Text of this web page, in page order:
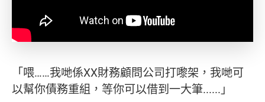
「喂……我哋係XX財務顧問公司打嚟架，我哋可
以幫你債務重組，等你可以借到一大筆......」